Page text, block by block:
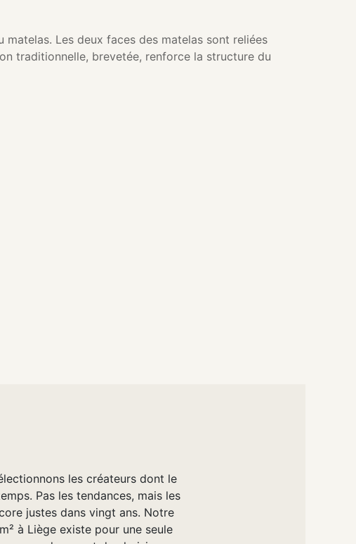
Les deux faces des matelas sont reliées
traditionnelle, brevetée, renforce la structure du
les créateurs dont le
Pas les tendances, mais les
justes dans vingt ans. Notre
à Liège existe pour une seule